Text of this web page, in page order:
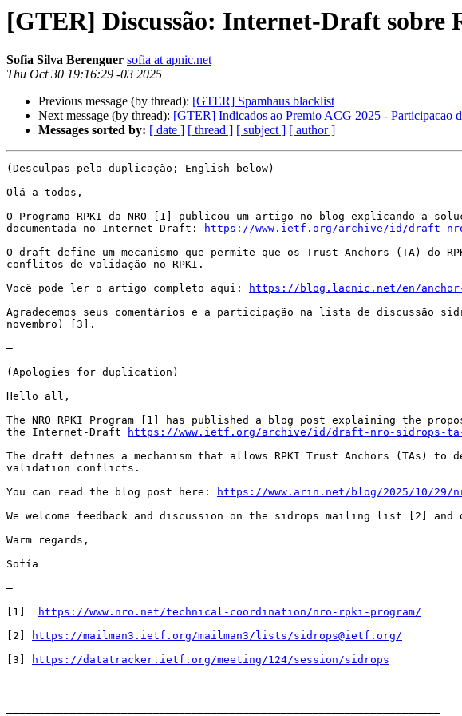
[GTER] Discussão: Internet-Draft sobre
Sofia Silva Berenguer sofia at apnic.net
Thu Oct 30 19:16:29 -03 2025
Previous message (by thread): [GTER] Spamhaus blacklist
Next message (by thread): [GTER] Indicados ao Premio ACG 2025 - Participacao
Messages sorted by: [ date ] [ thread ] [ subject ] [ author ]
(Desculpas pela duplicação; English below)
Olá a todos,
O Programa RPKI da NRO [1] publicou um artigo no blog explicando a
documentada no Internet-Draft:
https://www.ietf.org/archive/id/draft-
O draft define um mecanismo que permite que os Trust Anchors (TA)
conflitos de validação no RPKI.
Você pode ler o artigo completo aqui:
https://blog.lacnic.net/en/
Agradecemos seus comentários e a participação na lista de discussão
novembro) [3].
—
(Apologies for duplication)
Hello all,
The NRO RPKI Program [1] has published a blog post explaining the
the Internet-Draft
https://www.ietf.org/archive/id/draft-nro-sidrops-
The draft defines a mechanism that allows RPKI Trust Anchors (TAs)
validation conflicts.
You can read the blog post here:
https://www.arin.net/blog/2025/10/29/
We welcome feedback and discussion on the sidrops mailing list [2] and
Warm regards,
Sofía
—
[1]
https://www.nro.net/technical-coordination/nro-rpki-program/
[2]
https://mailman3.ietf.org/mailman3/lists/sidrops@ietf.org/
[3]
https://datatracker.ietf.org/meeting/124/session/sidrops